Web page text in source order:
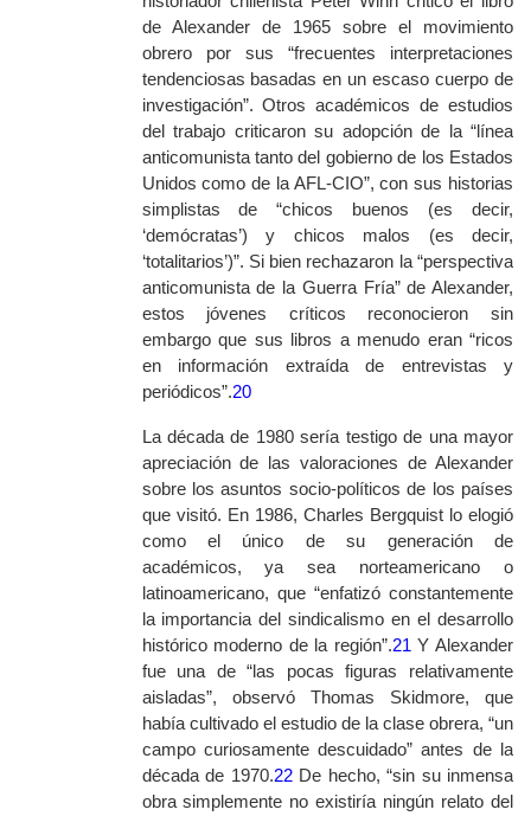
de Alexander de 1965 sobre el movimiento
obrero por sus “frecuentes interpretaciones
tendenciosas basadas en un escaso cuerpo de
investigación”. Otros académicos de estudios
del trabajo criticaron su adopción de la “línea
anticomunista tanto del gobierno de los Estados
Unidos como de la AFL-CIO”, con sus historias
simplistas de “chicos buenos (es decir,
‘demócratas’) y chicos malos (es decir,
‘totalitarios’)”. Si bien rechazaron la “perspectiva
anticomunista de la Guerra Fría” de Alexander,
estos jóvenes críticos reconocieron sin
embargo que sus libros a menudo eran “ricos
en información extraída de entrevistas y
periódicos”.20
La década de 1980 sería testigo de una mayor
apreciación de las valoraciones de Alexander
sobre los asuntos socio-políticos de los países
que visitó. En 1986, Charles Bergquist lo elogió
como el único de su generación de
académicos, ya sea norteamericano o
latinoamericano, que “enfatizó constantemente
la importancia del sindicalismo en el desarrollo
histórico moderno de la región”.21 Y Alexander
fue una de “las pocas figuras relativamente
aisladas”, observó Thomas Skidmore, que
había cultivado el estudio de la clase obrera, “un
campo curiosamente descuidado” antes de la
década de 1970.22De hecho, “sin su inmensa
obra simplemente no existiría ningún relato del